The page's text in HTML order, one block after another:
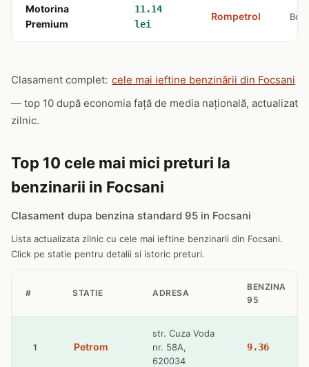
Motorina
Premium
11.14
lei
Rompetrol Bd.
Clasament complet: cele mai ieftine benzinării din Focsani
— top 10 după economia față de media națională, actualizat
zilnic.
Top 10 cele mai mici preturi la
benzinarii in Focsani
Clasament dupa benzina standard 95 in Focsani
Lista actualizata zilnic cu cele mai ieftine benzinarii din Focsani.
Click pe statie pentru detalii si istoric preturi.
# STATIE ADRESA
BENZINA
95
1 Petrom
str. Cuza Voda
nr. 58A,
620034
9.36